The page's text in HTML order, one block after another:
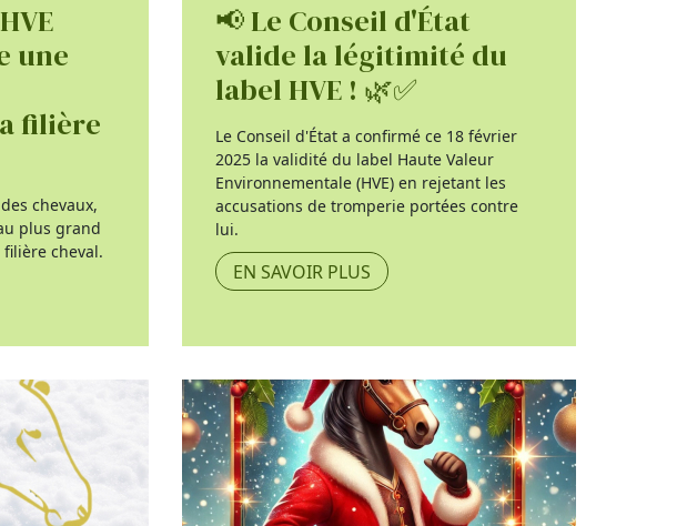
une
filière
chevaux,
plus grand
cheval.
📢 Le Conseil d'État
valide la légitimité du
label HVE ! 🌿✅
Le Conseil d'État a confirmé ce 18 février
2025 la validité du label Haute Valeur
Environnementale (HVE) en rejetant les
accusations de tromperie portées contre
lui.
EN SAVOIR PLUS